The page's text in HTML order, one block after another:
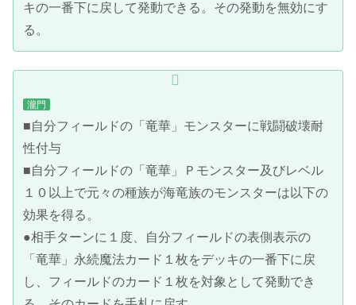
キの一番下に戻して発動できる。その発動を無効にす
る。
瀧門
■自分フィールドの「竜華」モンスターに戦闘破壊耐
性付与
■自分フィールドの「竜華」Ｐモンスター及びレベル
１０以上で元々の種族が海竜族のモンスターは以下の
効果を得る。
●相手ターンに１度、自分フィールドの表側表示の
「竜華」永続魔法カード１枚をデッキの一番下に戻
し、フィールドのカード１枚を対象として発動でき